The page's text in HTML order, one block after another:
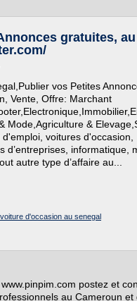
gratuites,
vos Petites
Vente, Offre: Marchant
Mode,Agriculture &
voitures d'occasion,
d’entreprises, informatique,
autre type d’affaire au...
d'occasion au senegal
postez et
au Cameroun et